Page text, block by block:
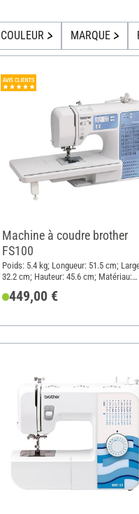
COULEUR MARQUE
Machine à coudre brother
FS100
Poids: 5.4 kg; Longueur: 51.5 cm;
32.2 cm; Hauteur: 45.6 cm; Matériau:
449,00 €